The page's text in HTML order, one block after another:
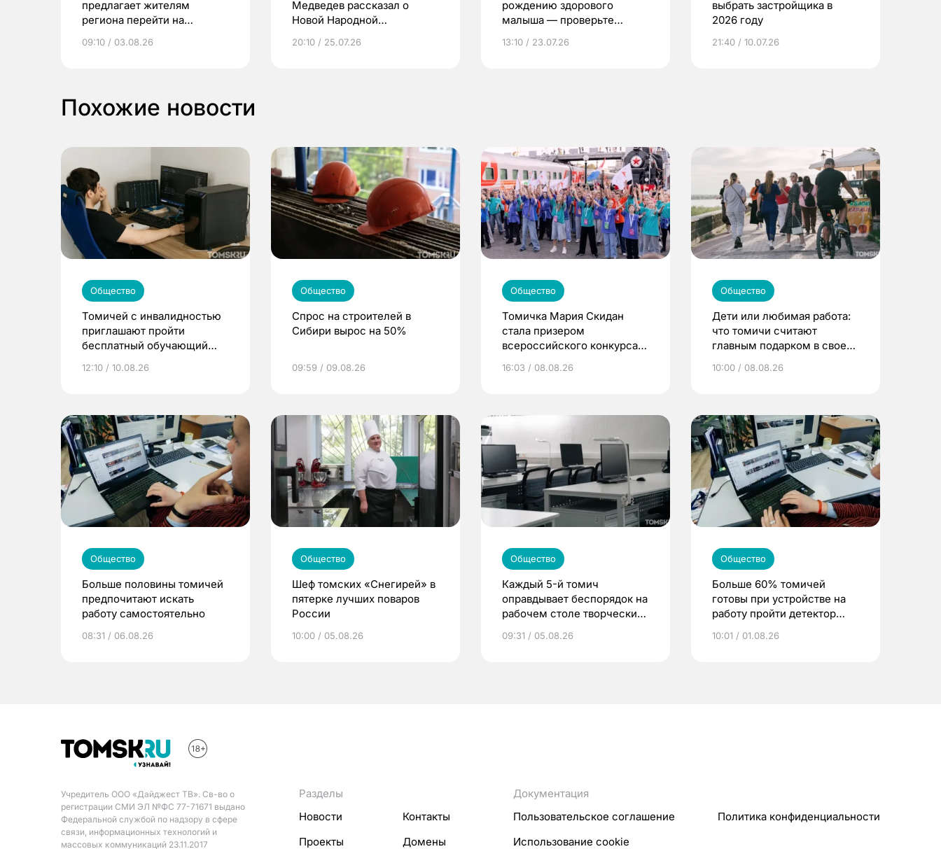
предлагает жителям
региона перейти на
выиграть призы
09:10 / 03.08.26
Медведев рассказал о
Новой Народной
20:10 / 25.07.26
рождению здорового
малыша — проверьте
по ОМС!
13:10 / 23.07.26
выбрать застройщика в
2026 году
21:40 / 10.07.26
Похожие новости
Общество
Томичей с инвалидностью
приглашают пройти
бесплатный обучающий
12:10 / 10.08.26
Общество
Спрос на строителей в
Сибири вырос на 50%
09:59 / 09.08.26
Общество
Томичка Мария Скидан
стала призером
всероссийского конкурса
16:03 / 08.08.26
Общество
Дети или любимая работа:
что томичи считают
главным подарком в своей
10:00 / 08.08.26
Общество
Больше половины томичей
предпочитают искать
работу самостоятельно
08:31 / 06.08.26
Общество
Шеф томских «Снегирей» в
пятерке лучших поваров
России
10:00 / 05.08.26
Общество
Каждый 5-й томич
оправдывает беспорядок на
рабочем столе творческим
09:31 / 05.08.26
Общество
Больше 60% томичей
готовы при устройстве на
работу пройти детектор
10:01 / 01.08.26
Учредитель ООО «Дайджест ТВ». Св-во о
регистрации СМИ ЭЛ №ФС 77-71671 выдано
Федеральной службой по надзору в сфере
связи, информационных технологий и
массовых коммуникаций 23.11.2017
Разделы
Новости
Контакты
Проекты
Домены
Документация
Пользовательское соглашение
Политика конфиденциальности
Использование cookie